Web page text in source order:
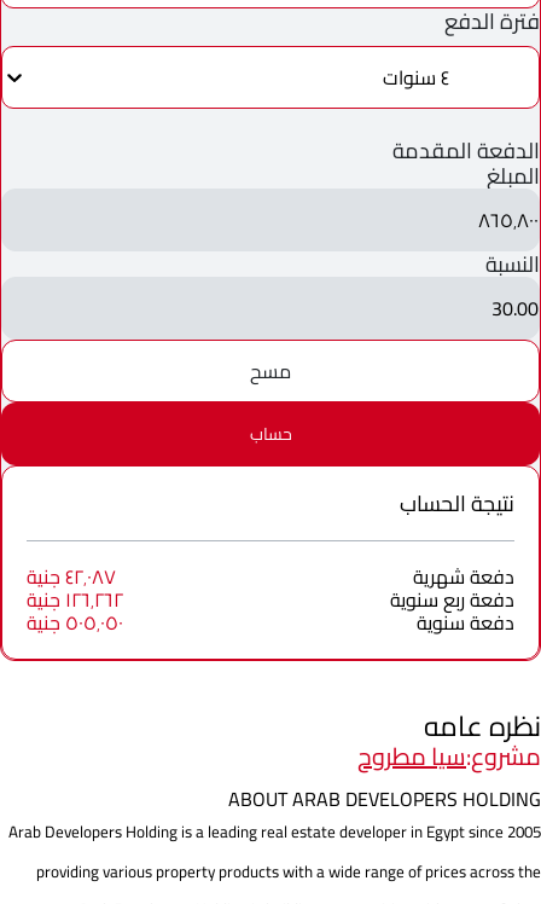
فترة الدفع
٤ سنوات
الدفعة المقدمة
المبلغ
٨٦٥٬٨٠٠
النسبة
30.00
مسح
حساب
نتيجة الحساب
دفعة شهرية ٤٢٬٠٨٧ جنية
دفعة ربع سنوية ١٢٦٬٢٦٢ جنية
دفعة سنوية ٥٠٥٬٠٥٠ جنية
نظره عامه
مشروع:سيا مطروح
ABOUT ARAB DEVELOPERS HOLDING
Arab Developers Holding is a leading real estate developer in Egypt since 2005
providing various property products with a wide range of prices across the